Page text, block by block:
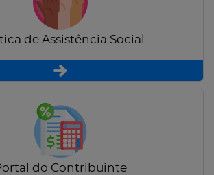
de Assistência Social
do Contribuinte